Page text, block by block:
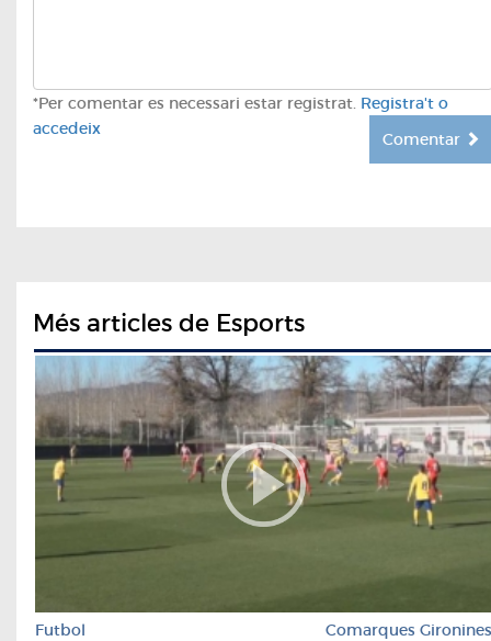
*Per comentar es necessari estar registrat. Registra't o
accedeix
Comentar
Més articles de Esports
Futbol Comarques Gironines